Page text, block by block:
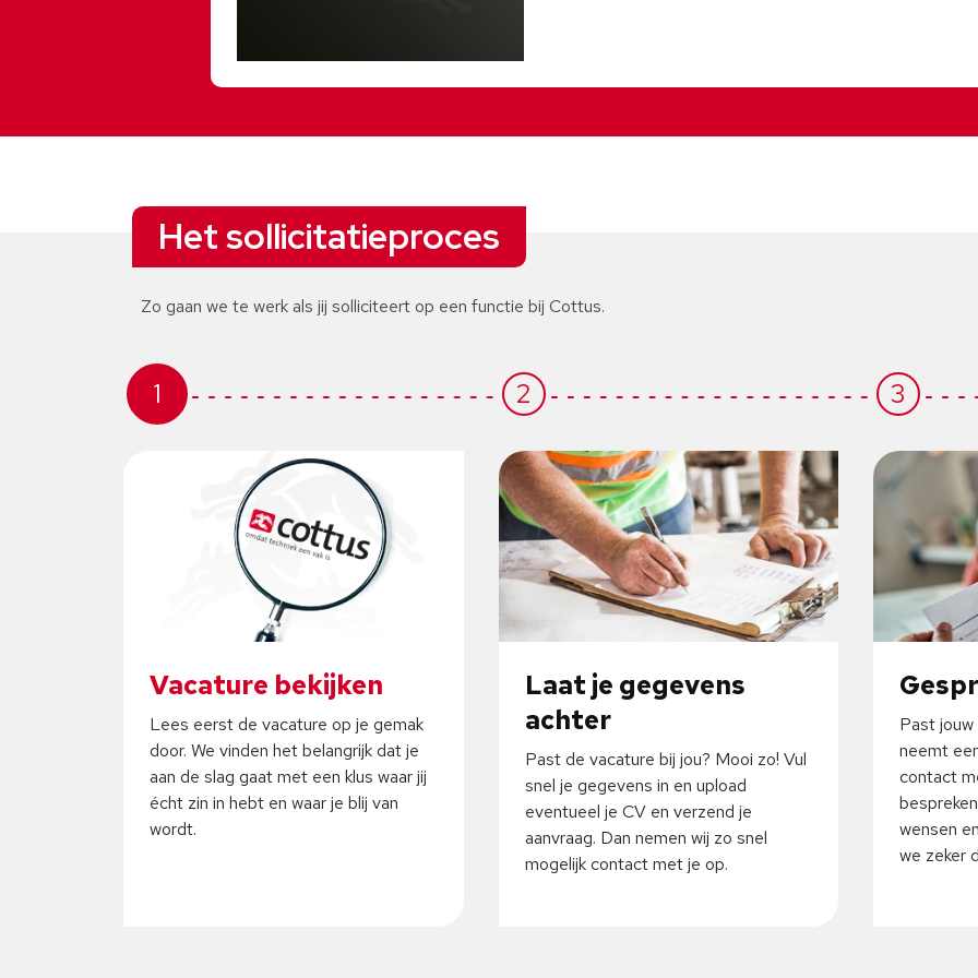
Het sollicitatieproces
Zo gaan we te werk als jij solliciteert op een functie bij Cottus.
1
Vacature bekijken
Lees eerst de vacature op je gemak
door. We vinden het belangrijk dat je
aan de slag gaat met een klus waar jij
écht zin in hebt en waar je blij van
wordt.
2
Laat je gegevens
achter
Past de vacature bij jou? Mooi zo! Vul
snel je gegevens in en upload
eventueel je CV en verzend je
aanvraag. Dan nemen wij zo snel
mogelijk contact met je op.
3
Past
neemt
contact
wensen
we zeker